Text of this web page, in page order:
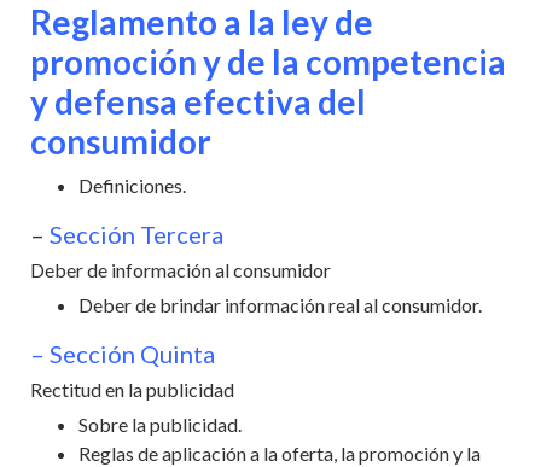
Reglamento a la ley de
promoción y de la competencia
y defensa efectiva del
consumidor
Definiciones.
– Sección Tercera
Deber de información al consumidor
Deber de brindar información real al consumidor.
– Sección Quinta
Rectitud en la publicidad
Sobre la publicidad.
Reglas de aplicación a la oferta, la promoción y la